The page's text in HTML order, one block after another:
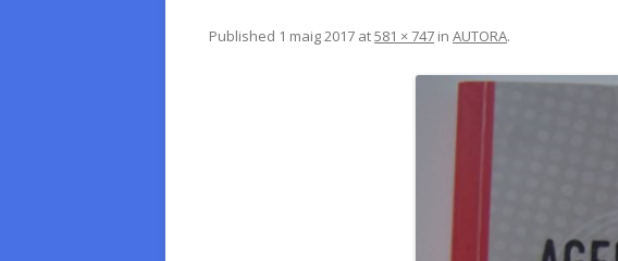
Published 1 maig 2017 at581 × 747 in AUTORA.